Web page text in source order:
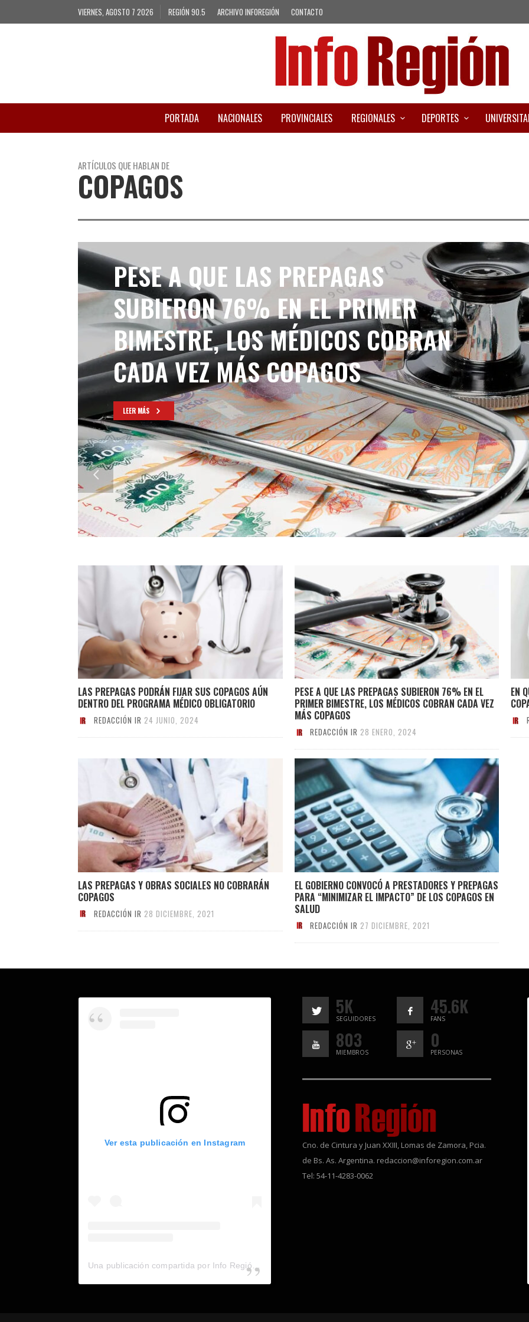
VIERNES, AGOSTO 7 2026 REGIÓN 90.5 ARCHIVO INFOREGIÓN CONTACTO
PORTADA NACIONALES PROVINCIALES REGIONALES DEPORTES
ARTÍCULOS QUE HABLAN DE
COPAGOS
PESE A QUE LAS PREPAGAS
SUBIERON 76% EN EL PRIMER
BIMESTRE, LOS MÉDICOS COBRAN
CADA VEZ MÁS COPAGOS
LEER MÁS
LAS PREPAGAS PODRÁN FIJAR SUS COPAGOS AÚN
DENTRO DEL PROGRAMA MÉDICO OBLIGATORIO
REDACCIÓN IR 24 JUNIO, 2024
PESE A QUE LAS PREPAGAS SUBIERON 76% EN EL
PRIMER BIMESTRE, LOS MÉDICOS COBRAN CADA VEZ
MÁS COPAGOS
REDACCIÓN IR 28 ENERO, 2024
EN
LAS PREPAGAS Y OBRAS SOCIALES NO COBRARÁN
COPAGOS
REDACCIÓN IR 28 DICIEMBRE, 2021
EL GOBIERNO CONVOCÓ A PRESTADORES Y PREPAGAS
PARA “MINIMIZAR EL IMPACTO” DE LOS COPAGOS EN
SALUD
REDACCIÓN IR 27 DICIEMBRE, 2021
Ver esta publicación en Instagram
Una publicación compartida por Info Región (@inforegion_redes)
5K
SEGUIDORES
45.6K
FANS
803
MIEMBROS
0
PERSONAS
Cno. de Cintura y Juan XXIII, Lomas de Zamora, Pcia.
de Bs. As. Argentina. redaccion@inforegion.com.ar
Tel: 54-11-4283-0062